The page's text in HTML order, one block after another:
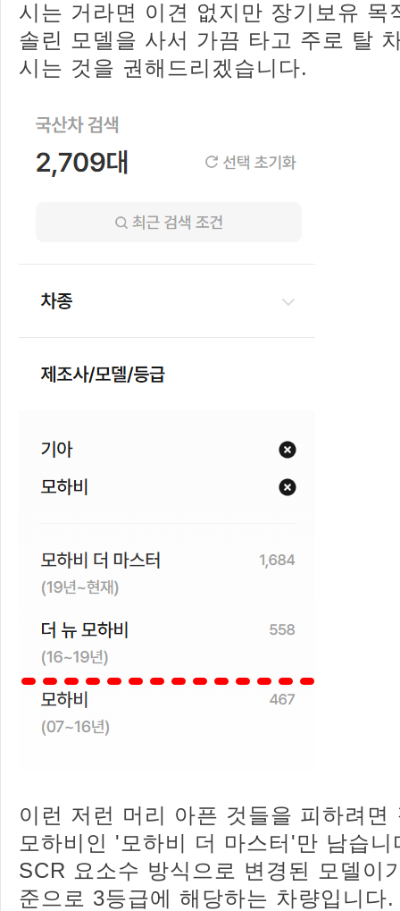
시는 거라면 이견 없지만 장기보유 목
솔린 모델을 사서 가끔 타고 주로 탈
시는 것을 권해드리겠습니다.
이런 저런 머리 아픈 것들을 피하려면
모하비인 '모하비 더 마스터'만 남습
SCR 요소수 방식으로 변경된 모델이
준으로 3등급에 해당하는 차량입니다